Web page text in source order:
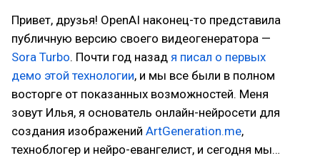
Привет, друзья! OpenAI наконец-то представила
публичную версию своего видеогенератора —
Sora Turbo. Почти год назад я писал о первых
демо этой технологии, и мы все были в полном
восторге от показанных возможностей. Меня
зовут Илья, я основатель онлайн-нейросети для
создания изображений ArtGeneration.me,
техноблогер и нейро-евангелист, и сегодня мы…